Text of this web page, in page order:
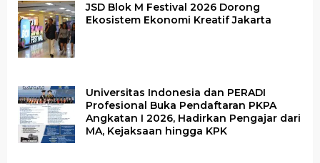
JSD Blok M Festival 2026 Dorong
Ekosistem Ekonomi Kreatif Jakarta
Universitas Indonesia dan PERADI
Profesional Buka Pendaftaran PKPA
Angkatan I 2026, Hadirkan Pengajar dari
MA, Kejaksaan hingga KPK